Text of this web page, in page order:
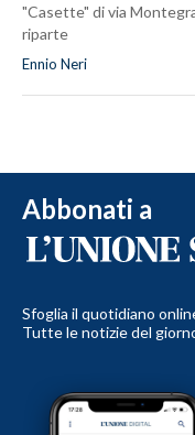
"Casette" di via
riparte
Ennio Neri
Abbonati a
Sfoglia il quotidiano
Tutte le notizie del